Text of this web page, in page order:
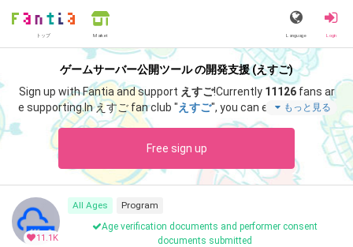
トップ Market Language Login
ゲームサーバー公開ツール の開発支援 (えすご)
Sign up with Fantia and support えすご!Currently 11126fans ar
e supporting.In えすご fan club "えすご", you can enjoy special c
ontent such as "サポート感謝！アドレス固定化「なし」・月額
もっと見る
Free sign up
11.1K
All Ages
Program
Age verification documents and performer consent
documents submitted